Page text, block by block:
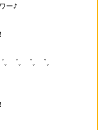
ー♪
。゜。゜。゜。